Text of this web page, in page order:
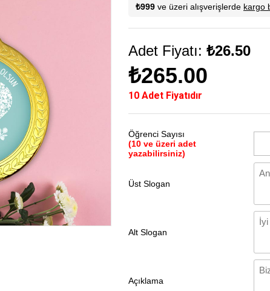
₺999 ve üzeri alışverişlerde kargo
Adet Fiyatı: ₺26.50
₺265.00
10 Adet Fiyatıdır
Öğrenci Sayısı
(10 ve üzeri adet
yazabilirsiniz)
Üst Slogan
Alt Slogan
Açıklama